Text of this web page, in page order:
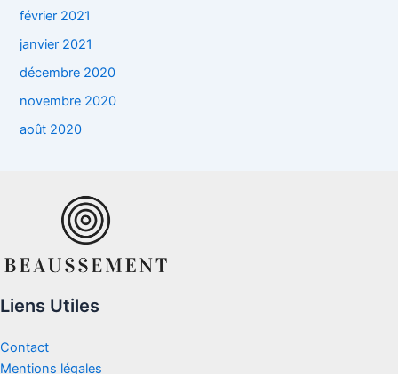
février 2021
janvier 2021
décembre 2020
novembre 2020
août 2020
Liens Utiles
Contact
Mentions légales